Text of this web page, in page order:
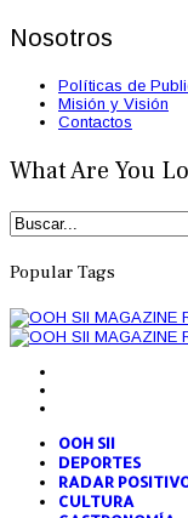
Nosotros
Políticas de
Misión y Visión
Contactos
What Are You
Popular Tags
OOH SII
DEPORTES
RADAR
CULTURA